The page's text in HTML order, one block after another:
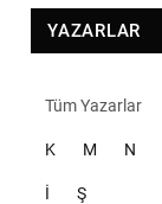
YAZARLAR
Tüm Yazarlar
K M N
İ Ş